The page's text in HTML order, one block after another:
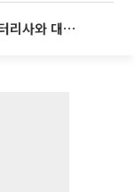
포스코퓨처엠, LFP 시장 뚫었다…배터리사와 대규모 장기 공급 합의